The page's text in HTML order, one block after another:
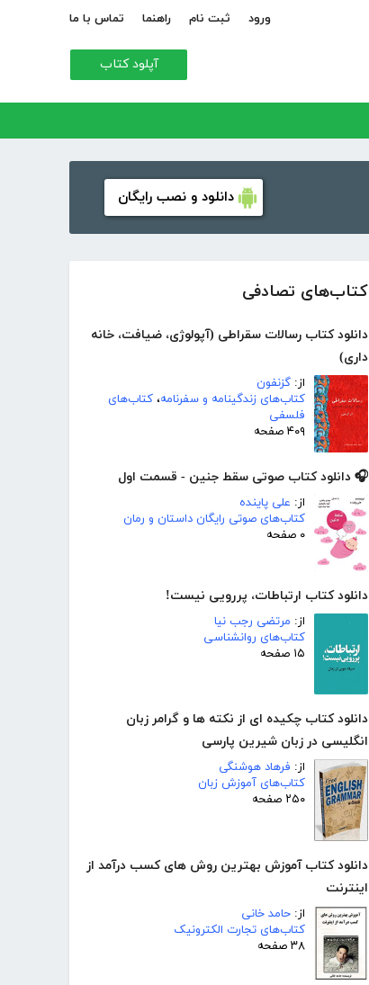
ورود ثبت نام راهنما تماس با ما
آپلود کتاب
دانلود و نصب رایگان
کتاب‌های تصادفی
دانلود کتاب رسالات سقراطی (آپولوژی، ضیافت، خانه
داری)
از: گزنفون
کتاب‌های زندگینامه و سفرنامه، کتاب‌های
فلسفی
۴۰۹ صفحه
🎧 دانلود کتاب صوتی سقط جنین - قسمت اول
از: علی پاینده
کتاب‌های صوتی رایگان داستان و رمان
۰ صفحه
دانلود کتاب ارتباطات، پررویی نیست!
از: مرتضی رجب نیا
کتاب‌های روانشناسی
۱۵ صفحه
دانلود کتاب چکیده ای از نکته ها و گرامر زبان
انگلیسی در زبان شیرین پارسی
از: فرهاد هوشنگی
کتاب‌های آموزش زبان
۲۵۰ صفحه
دانلود کتاب آموزش بهترین روش های کسب درآمد از
اینترنت
از: حامد خانی
کتاب‌های تجارت الکترونیک
۳۸ صفحه